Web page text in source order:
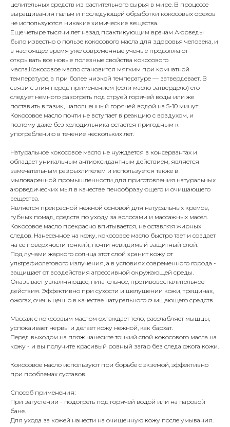
целительных средств из растительного сырья в мире. В процессе
выращивания пальм и последующей обработки кокосовых орехов
не используются никакие химические вещества.
Еще четыре тысячи лет назад практикующим врачам Аюрведы
было известно о пользе кокосового масла для здоровья человека, и
в настоящее время уже современные ученые продолжают
открывать все новые полезные свойства кокосового
масла.Кокосовое масло становится мягким при комнатной
температуре, а при более низкой температуре — затвердевает. В
связи с этим перед применением (если масло затвердело) его
следует немного разогреть под струей горячей воды или же
поставить в тазик, наполненный горячей водой на 5-10 минут.
Кокосовое масло почти не вступает в реакцию с воздухом, и
поэтому даже без холодильника остается пригодным к
употреблению в течение нескольких лет.
Натуральное кокосовое масло не нуждается в консервантах и
обладает уникальным антиоксидантным действием, является
замечательным разрыхлителем и используется также в
мыловаренной промышленности для приготовления натуральных
аюрведических мыл в качестве пенообразующего и очищающего
вещества.
Является прекрасной нежной основой для натуральных кремов,
губных помад, средств по уходу за волосами и массажных масел.
Кокосовое масло прекрасно впитывается, не оставляя жирных
следов. Нанесенное на кожу, кокосовое масло быстро тает и создает
на ее поверхности тонкий, почти невидимый защитный слой.
Под лучами жаркого солнца этот слой хранит кожу от
ультрафиолетового излучения, а в условиях современного города -
защищает от воздействия агрессивной окружающей среды.
Оказывает увлажняющее, питательное, противовоспалительное
действия. Эффективно при сухости и шелушении кожи, трещинах,
ожогах, очень ценно в качестве натурального очищающего средств
Массаж с кокосовым маслом охлаждает тело, расслабляет мышцы,
успокаивает нервы и делает кожу нежной, как бархат.
Перед выходом на пляж нанесите тонкий слой кокосового масла на
кожу - и вы получите красивый ровный загар без следа ожога кожи.
Кокосовое масло используют при борьбе с экземой, эффективно
при проблемах суставов.
Способ применения:
При загустении - подогреть под горячей водой или на паровой
бане.
Для ухода за кожей нанести на очищенную кожу после умывания.